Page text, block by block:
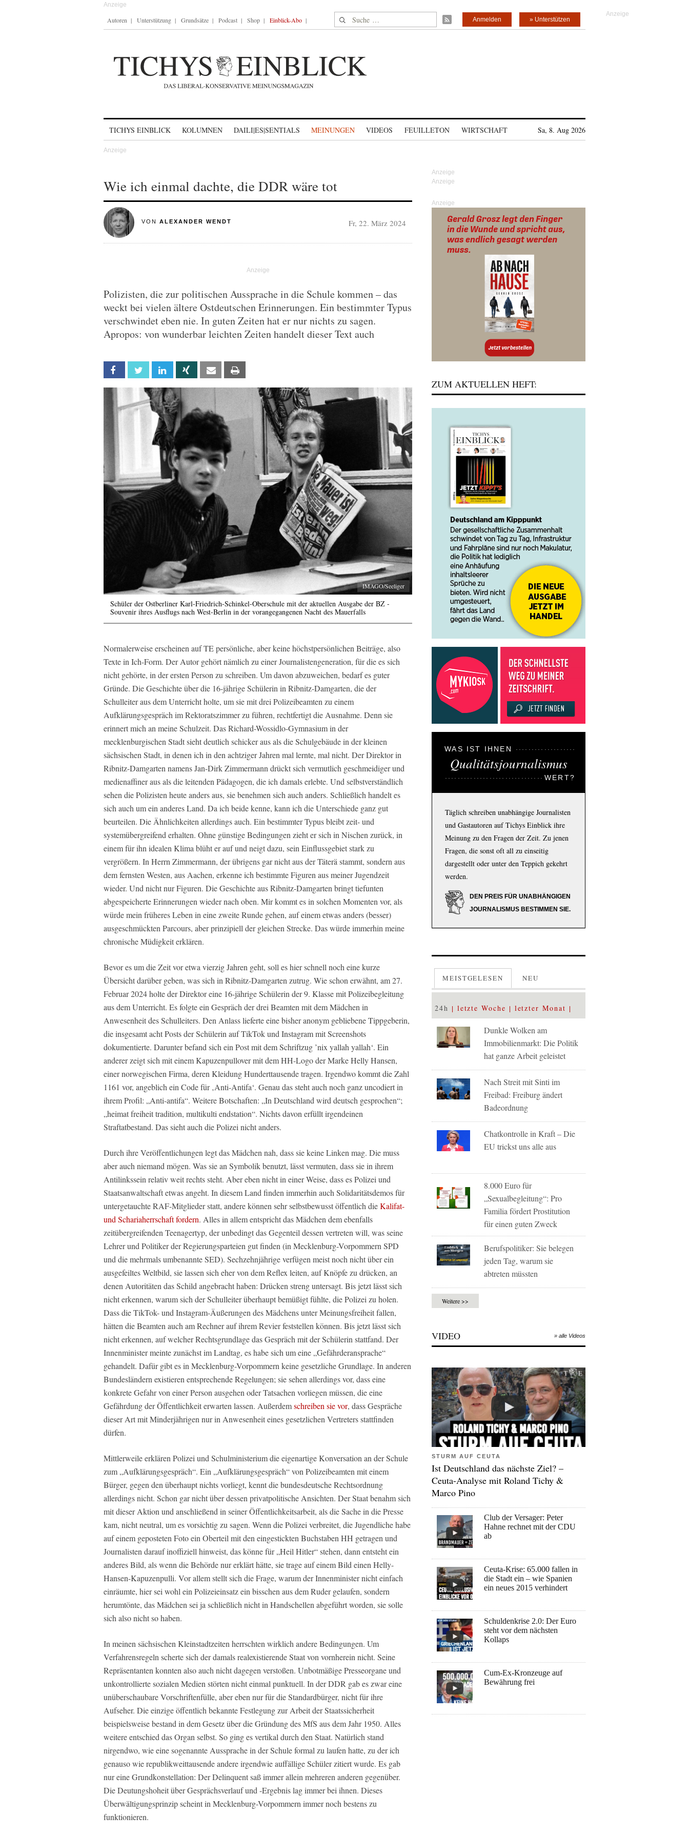
Autoren Unterstützung Grundsätze Podcast Shop Einblick-Abo Suche nach: » Unterstützen
Anmelden
TICHYS EINBLICK KOLUMNEN DAILI|ES|SENTIALS MEINUNGEN VIDEOS FEUILLETON WIRTSCHAFT Sa, 8. Aug 2026
Wie ich einmal dachte, die DDR wäre tot
VON ALEXANDER WENDT Fr, 22. März 2024
Polizisten, die zur politischen Aussprache in die Schule kommen – das
weckt bei vielen ältere Ostdeutschen Erinnerungen. Ein bestimmter Typus
verschwindet eben nie. In guten Zeiten hat er nur nichts zu sagen.
Apropos: von wunderbar leichten Zeiten handelt dieser Text auch
Facebook Twitter Linkedin Xing Email
IMAGO/Seeliger
Schüler der Ostberliner Karl-Friedrich-Schinkel-Oberschule mit der aktuellen Ausgabe der BZ -
Souvenir ihres Ausflugs nach West-Berlin in der vorangegangenen Nacht des Mauerfalls
Normalerweise erscheinen auf TE persönliche, aber keine höchstpersönlichen Beiträge, also
Texte in Ich-Form. Der Autor gehört nämlich zu einer Journalistengeneration, für die es sich
nicht gehörte, in der ersten Person zu schreiben. Um davon abzuweichen, bedarf es guter
Gründe. Die Geschichte über die 16-jährige Schülerin in Ribnitz-Damgarten, die der
Schulleiter aus dem Unterricht holte, um sie mit drei Polizeibeamten zu einem
Aufklärungsgespräch im Rektoratszimmer zu führen, rechtfertigt die Ausnahme. Denn sie
erinnert mich an meine Schulzeit. Das Richard-Wossidlo-Gymnasium in der
mecklenburgischen Stadt sieht deutlich schicker aus als die Schulgebäude in der kleinen
sächsischen Stadt, in denen ich in den achtziger Jahren mal lernte, mal nicht. Der Direktor in
Ribnitz-Damgarten namens Jan-Dirk Zimmermann drückt sich vermutlich geschmeidiger und
medienaffiner aus als die leitenden Pädagogen, die ich damals erlebte. Und selbstverständlich
sehen die Polizisten heute anders aus, sie benehmen sich auch anders. Schließlich handelt es
sich auch um ein anderes Land. Da ich beide kenne, kann ich die Unterschiede ganz gut
beurteilen. Die Ähnlichkeiten allerdings auch. Ein bestimmter Typus bleibt zeit- und
systemübergreifend erhalten. Ohne günstige Bedingungen zieht er sich in Nischen zurück, in
einem für ihn idealen Klima blüht er auf und neigt dazu, sein Einflussgebiet stark zu
vergrößern. In Herrn Zimmermann, der übrigens gar nicht aus der Täterä stammt, sondern aus
dem fernsten Westen, aus Aachen, erkenne ich bestimmte Figuren aus meiner Jugendzeit
wieder. Und nicht nur Figuren. Die Geschichte aus Ribnitz-Damgarten bringt tiefunten
abgespeicherte Erinnerungen wieder nach oben. Mir kommt es in solchen Momenten vor, als
würde mein früheres Leben in eine zweite Runde gehen, auf einem etwas anders (besser)
ausgeschmückten Parcours, aber prinzipiell der gleichen Strecke. Das würde immerhin meine
chronische Müdigkeit erklären.
Bevor es um die Zeit vor etwa vierzig Jahren geht, soll es hier schnell noch eine kurze
Übersicht darüber geben, was sich in Ribnitz-Damgarten zutrug. Wie schon erwähnt, am 27.
Februar 2024 holte der Direktor eine 16-jährige Schülerin der 9. Klasse mit Polizeibegleitung
aus dem Unterricht. Es folgte ein Gespräch der drei Beamten mit dem Mädchen in
Anwesenheit des Schulleiters. Den Anlass lieferte eine bisher anonym gebliebene Tippgeberin,
die insgesamt acht Posts der Schülerin auf TikTok und Instagram mit Screenshots
dokumentierte. Darunter befand sich ein Post mit dem Schriftzug ’nix yallah yallah‘. Ein
anderer zeigt sich mit einem Kapuzenpullover mit dem HH-Logo der Marke Helly Hansen,
einer norwegischen Firma, deren Kleidung Hunderttausende tragen. Irgendwo kommt die Zahl
1161 vor, angeblich ein Code für ‚Anti-Antifa‘. Genau das steht auch noch ganz uncodiert in
ihrem Profil: „Anti-antifa“. Weitere Botschaften: „In Deutschland wird deutsch gesprochen“;
„heimat freiheit tradition, multikulti endstation“. Nichts davon erfüllt irgendeinen
Straftatbestand. Das sieht auch die Polizei nicht anders.
Durch ihre Veröffentlichungen legt das Mädchen nah, dass sie keine Linken mag. Die muss
aber auch niemand mögen. Was sie an Symbolik benutzt, lässt vermuten, dass sie in ihrem
Antilinkssein relativ weit rechts steht. Aber eben nicht in einer Weise, dass es Polizei und
Staatsanwaltschaft etwas angeht. In diesem Land finden immerhin auch Solidaritätsdemos für
untergetauchte RAF-Mitglieder statt, andere können sehr selbstbewusst öffentlich dieKalifat-
und Schariaherrschaft fordern. Alles in allem entspricht das Mädchen dem ebenfalls
zeitübergreifenden Teenagertyp, der unbedingt das Gegenteil dessen vertreten will, was seine
Lehrer und Politiker der Regierungsparteien gut finden (in Mecklenburg-Vorpommern SPD
und die mehrmals umbenannte SED). Sechzehnjährige verfügen meist noch nicht über ein
ausgefeiltes Weltbild, sie lassen sich eher von dem Reflex leiten, auf Knöpfe zu drücken, an
denen Autoritäten das Schild angebracht haben: Drücken streng untersagt. Bis jetzt lässt sich
nicht erkennen, warum sich der Schulleiter überhaupt bemüßigt fühlte, die Polizei zu holen.
Dass die TikTok- und Instagram-Äußerungen des Mädchens unter Meinungsfreiheit fallen,
hätten die Beamten auch am Rechner auf ihrem Revier feststellen können. Bis jetzt lässt sich
nicht erkennen, auf welcher Rechtsgrundlage das Gespräch mit der Schülerin stattfand. Der
Innenminister meinte zunächst im Landtag, es habe sich um eine „Gefährderansprache“
gehandelt. Dafür gibt es in Mecklenburg-Vorpommern keine gesetzliche Grundlage. In anderen
Bundesländern existieren entsprechende Regelungen; sie sehen allerdings vor, dass eine
konkrete Gefahr von einer Person ausgehen oder Tatsachen vorliegen müssen, die eine
Gefährdung der Öffentlichkeit erwarten lassen. Außerdemschreiben sie vor, dass Gespräche
dieser Art mit Minderjährigen nur in Anwesenheit eines gesetzlichen Vertreters stattfinden
dürfen.
Mittlerweile erklären Polizei und Schulministerium die eigenartige Konversation an der Schule
zum „Aufklärungsgespräch“. Ein „Aufklärungsgespräch“ von Polizeibeamten mit einem
Bürger, gegen den überhaupt nichts vorliegt, kennt die bundesdeutsche Rechtsordnung
allerdings nicht. Schon gar nicht über dessen privatpolitische Ansichten. Der Staat benahm sich
mit dieser Aktion und anschließend in seiner Öffentlichkeitsarbeit, als die Sache in die Presse
kam, nicht neutral, um es vorsichtig zu sagen. Wenn die Polizei verbreitet, die Jugendliche habe
auf einem geposteten Foto ein Oberteil mit den eingestickten Buchstaben HH getragen und
Journalisten darauf inoffiziell hinweist, das könne für „Heil Hitler“ stehen, dann entsteht ein
anderes Bild, als wenn die Behörde nur erklärt hätte, sie trage auf einem Bild einen Helly-
Hansen-Kapuzenpulli. Vor allem stellt sich die Frage, warum der Innenminister nicht einfach
einräumte, hier sei wohl ein Polizeieinsatz ein bisschen aus dem Ruder gelaufen, sondern
herumtönte, das Mädchen sei ja schließlich nicht in Handschellen abgeführt worden, sie solle
sich also nicht so haben.
In meinen sächsischen Kleinstadtzeiten herrschten wirklich andere Bedingungen. Um
Verfahrensregeln scherte sich der damals realexistierende Staat von vornherein nicht. Seine
Repräsentanten konnten also auch nicht dagegen verstoßen. Unbotmäßige Presseorgane und
unkontrollierte sozialen Medien störten nicht einmal punktuell. In der DDR gab es zwar eine
unüberschaubare Vorschriftenfülle, aber eben nur für die Standardbürger, nicht für ihre
Aufseher. Die einzige öffentlich bekannte Festlegung zur Arbeit der Staatssicherheit
beispielsweise bestand in dem Gesetz über die Gründung des MfS aus dem Jahr 1950. Alles
weitere entschied das Organ selbst. So ging es vertikal durch den Staat. Natürlich stand
nirgendwo, wie eine sogenannte Aussprache in der Schule formal zu laufen hatte, zu der ich
genauso wie republikweittausende andere irgendwie auffällige Schüler zitiert wurde. Es gab
nur eine Grundkonstellation: Der Delinquent saß immer allein mehreren anderen gegenüber.
Die Deutungshoheit über Gesprächsverlauf und -Ergebnis lag immer bei ihnen. Dieses
Überwältigungsprinzip scheint in Mecklenburg-Vorpommern immer noch bestens zu
funktionieren.
Anzeige
ZUM AKTUELLEN HEFT:
WAS IST IHNEN
Qualitätsjournalismus
WERT?
Täglich schreiben unabhängige Journalisten
und Gastautoren auf Tichys Einblick ihre
Meinung zu den Fragen der Zeit. Zu jenen
Fragen, die sonst oft all zu einseitig
dargestellt oder unter den Teppich gekehrt
werden.
DEN PREIS FÜR UNABHÄNGIGEN
JOURNALISMUS BESTIMMEN SIE.
MEISTGELESEN NEU
24h letzte Woche letzter Monat
Dunkle Wolken am
Immobilienmarkt: Die Politik
hat ganze Arbeit geleistet
Nach Streit mit Sinti im
Freibad: Freiburg ändert
Badeordnung
Chatkontrolle in Kraft – Die
EU trickst uns alle aus
8.000 Euro für
„Sexualbegleitung“: Pro
Familia fördert Prostitution
für einen guten Zweck
Berufspolitiker: Sie belegen
jeden Tag, warum sie
abtreten müssten
Weitere >>
VIDEO » alle Videos
STURM AUF CEUTA
Ist Deutschland das nächste Ziel? –
Ceuta-Analyse mit Roland Tichy &
Marco Pino
Club der Versager: Peter
Hahne rechnet mit der CDU
ab
Ceuta-Krise: 65.000 fallen in
die Stadt ein – wie Spanien
ein neues 2015 verhindert
Schuldenkrise 2.0: Der Euro
steht vor dem nächsten
Kollaps
Cum-Ex-Kronzeuge auf
Bewährung frei